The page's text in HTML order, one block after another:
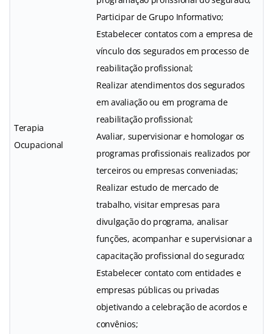
Terapia
Ocupacional
Participar de Grupo Informativo;
Estabelecer contatos com a empresa de
vínculo dos segurados em processo de
reabilitação profissional;
Realizar atendimentos dos segurados
em avaliação ou em programa de
reabilitação profissional;
Avaliar, supervisionar e homologar os
programas profissionais realizados por
terceiros ou empresas conveniadas;
Realizar estudo de mercado de
trabalho, visitar empresas para
divulgação do programa, analisar
funções, acompanhar e supervisionar a
capacitação profissional do segurado;
Estabelecer contato com entidades e
empresas públicas ou privadas
objetivando a celebração de acordos e
convênios;